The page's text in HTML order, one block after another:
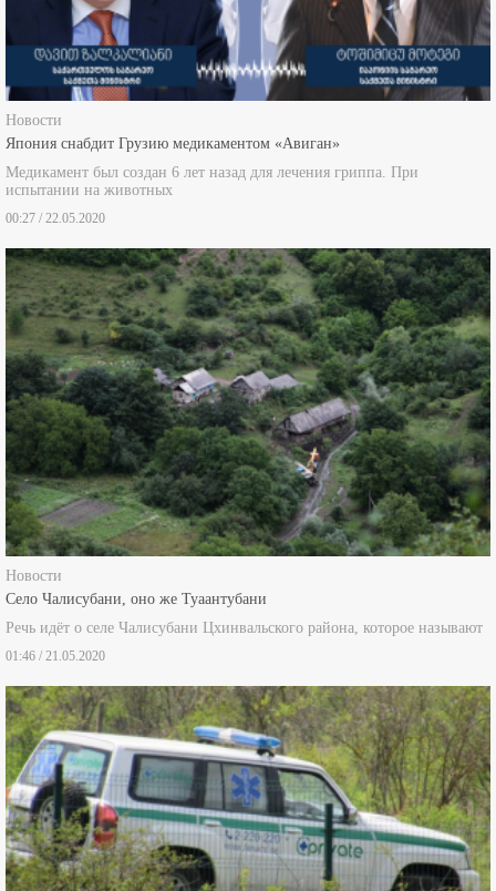
Новости
Япония снабдит Грузию медикаментом «Авиган»
Медикамент был создан 6 лет назад для лечения гриппа. При
испытании на животных
Новости
Село Чалисубани, оно же Туаантубани
Речь идёт о селе Чалисубани Цхинвальского района, которое называют
01:46 / 21.05.2020